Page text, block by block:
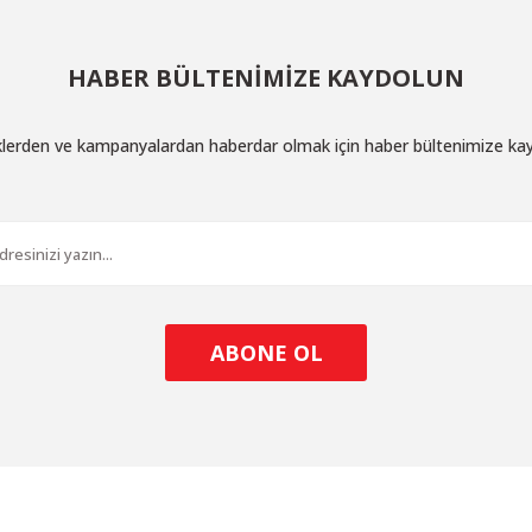
HABER BÜLTENİMİZE KAYDOLUN
ve kampanyalardan haberdar olmak için haber bültenimize
ABONE OL